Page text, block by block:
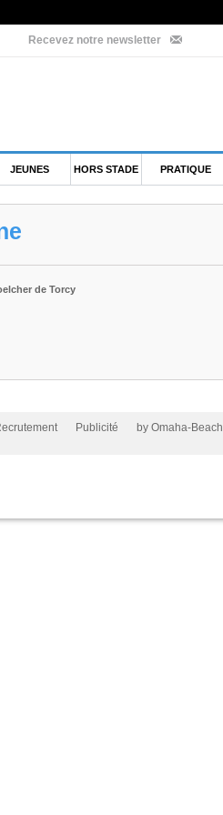
Recevez notre newsletter
JEUNES HORS STADE PRATIQUE
de Torcy
Publicité by Omaha-Beach